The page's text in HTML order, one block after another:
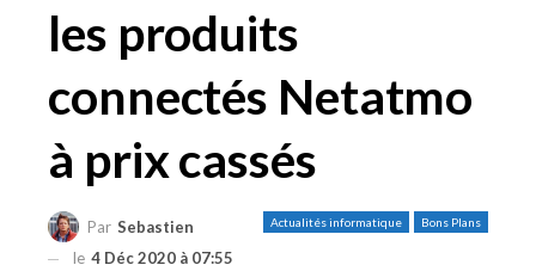
les produits
connectés Netatmo
à prix cassés
Actualités informatique Bons Plans
Par Sebastien
le 4 Déc 2020 à 07:55